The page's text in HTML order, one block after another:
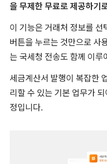
을 무제한 무료로 제공하기
이 기능은 거래처 정보를 선
버튼을 누르는 것만으로 사
는 국세청 전송도 함께 이루
세금계산서 발행이 복잡한
리할 수 있는 기본 업무가
정입니다.